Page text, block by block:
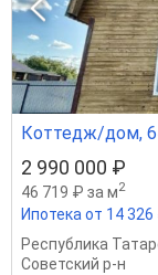
Коттедж/дом,
2 990 000 ₽
46 719 ₽ за м2
Ипотека от 14
Республика
Советский р-н